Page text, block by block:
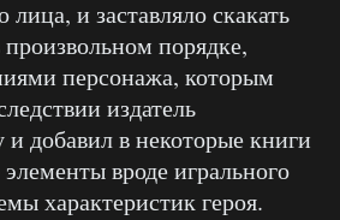
лица, и заставляло скакать
порядке,
персонажа, которым
издатель
добавил в некоторые книги
вроде игрального
характеристик героя.